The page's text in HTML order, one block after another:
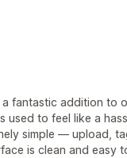
a fantastic addition to
used to feel like a
simple — upload,
is clean and easy